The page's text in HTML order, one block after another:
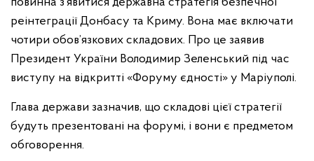
реінтеграції Донбасу та Криму. Вона має включати
чотири обов’язкових складових. Про це заявив
Президент України Володимир Зеленський під час
виступу на відкритті «Форуму єдності» у Маріуполі.
Глава держави зазначив, що складові цієї стратегії
будуть презентовані на форумі, і вони є предметом
обговорення.